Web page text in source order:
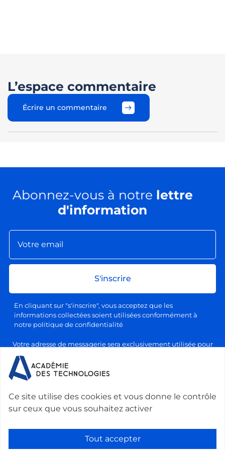
Ce site utilise des cookies et vous donne le contrôle
sur ceux que vous souhaitez activer
Tout accepter
L’espace commentaire
Écrire un commentaire
Abonnez-vous à notre lettre
d'information
S'inscrire
En cliquant sur "s'inscrire", vous acceptez que les
informations collectées soient utilisées conformément à
notre politique de confidentialité
Votre adresse de messagerie sera exclusivement utilisée pour
l'envoi de nos lettres d'information, conformément à notre
politique de confidentialité et de traitement des données
personnelles. Vous pourrez vous désabonner à tout moment en
cliquant sur le lien prévu à cet effet dans chaque newsletter.
Nous contacter :Académie des technologies -
Le Ponant, 19 rue Leblanc, 75015 Paris, France